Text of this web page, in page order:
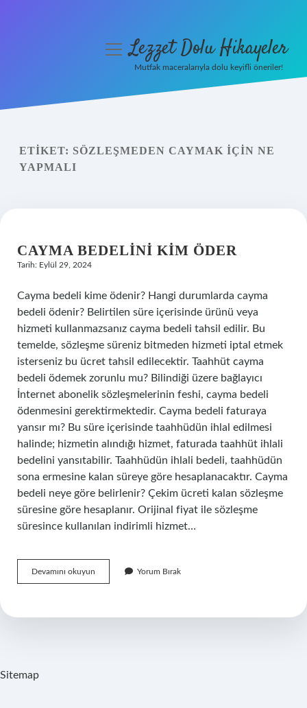
Yasal Uyarı
menüyüLezzet Dolu Hikayeler
Mutfak maceralarıyla dolu keyifli öneriler!
ETIKET: SÖZLEŞMEDEN CAYMAK IÇIN NE
YAPMALI
CAYMA BEDELINI KIM ÖDER
Tarih: Eylül 29, 2024
Cayma bedeli kime ödenir? Hangi durumlarda cayma
bedeli ödenir? Belirtilen süre içerisinde ürünü veya
hizmeti kullanmazsanız cayma bedeli tahsil edilir. Bu
temelde, sözleşme süreniz bitmeden hizmeti iptal etmek
isterseniz bu ücret tahsil edilecektir. Taahhüt cayma
bedeli ödemek zorunlu mu? Bilindiği üzere bağlayıcı
İnternet abonelik sözleşmelerinin feshi, cayma bedeli
ödenmesini gerektirmektedir. Cayma bedeli faturaya
yansır mı? Bu süre içerisinde taahhüdün ihlal edilmesi
halinde; hizmetin alındığı hizmet, faturada taahhüt ihlali
bedelini yansıtabilir. Taahhüdün ihlali bedeli, taahhüdün
sona ermesine kalan süreye göre hesaplanacaktır. Cayma
bedeli neye göre belirlenir? Çekim ücreti kalan sözleşme
süresine göre hesaplanır. Orijinal fiyat ile sözleşme
süresince kullanılan indirimli hizmet…
Devamını okuyun
Bedelini
Yorum Bırak
Sitemap